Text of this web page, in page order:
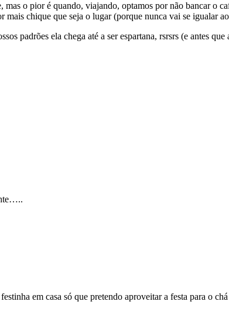
o pior é quando, viajando, optamos por não bancar o
chique que seja o lugar (porque nunca vai se igualar
padrões ela chega até a ser espartana, rsrsrs (e antes
em casa só que pretendo aproveitar a festa para o